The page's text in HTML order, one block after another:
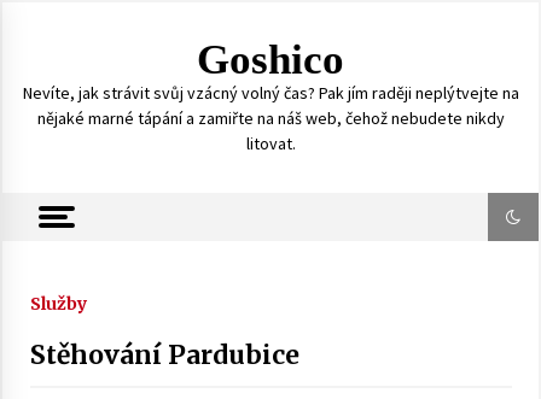
Goshico
Nevíte, jak strávit svůj vzácný volný čas? Pak jím raději neplýtvejte na
nějaké marné tápání a zamiřte na náš web, čehož nebudete nikdy
litovat.
Služby
Stěhování Pardubice